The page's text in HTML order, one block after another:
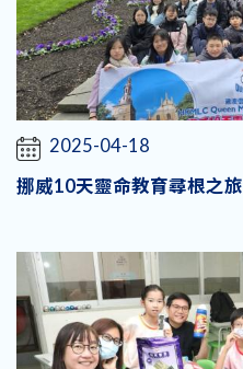
2025-04-18
挪威10天靈命教育尋根之旅